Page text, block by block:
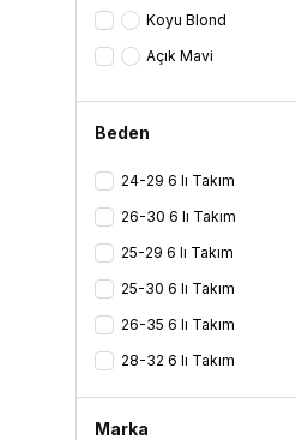
Çanak Terlik
Koyu Blond
Açık Mavi
Baybi Fuşya
Beden
24-29 6 lı Takım
26-30 6 lı Takım
25-29 6 lı Takım
25-30 6 lı Takım
26-35 6 lı Takım
28-32 6 lı Takım
Marka